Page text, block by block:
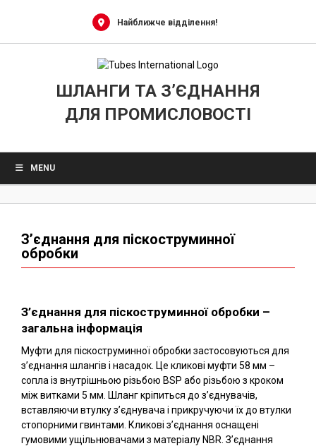
Найближче відділення!
ШЛАНГИ ТА З’ЄДНАННЯ
ДЛЯ ПРОМИСЛОВОСТІ
MENU
З’єднання для піскоструминної
обробки
З’єднання для піскоструминної обробки –
загальна інформація
Муфти для піскоструминної обробки застосовуються для
з’єднання шлангів і насадок. Це кликові муфти 58 мм –
сопла із внутрішньою різьбою BSP або різьбою з кроком
між витками 5 мм. Шланг кріпиться до з’єднувачів,
вставляючи втулку з’єднувача і прикручуючи їх до втулки
стопорними гвинтами. Кликові з’єднання оснащені
гумовими ущільнювачами з матеріалу NBR. З’єднання